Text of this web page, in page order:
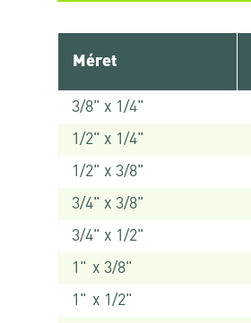
Méret
3/8" x 1/4"
1/2" x 1/4"
1/2" x 3/8"
3/4" x 3/8"
3/4" x 1/2"
1" x 3/8"
1" x 1/2"